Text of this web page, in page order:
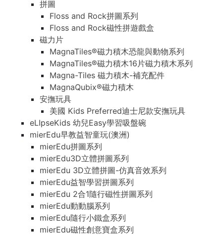
拼圖
Floss and Rock拼圖系列
Floss and Rock磁性拼遊戲盒
磁力片
MagnaTiles®磁力積木恐龍與動物系列
MagnaTiles®磁力積木16片磁力積木系列
Magna-Tiles 磁力積木-補充配件
MagnaQubix®磁力積木
安撫玩具
美國 Kids Preferred迪士尼款安撫玩具
eLIpseKids 幼兒Easy學習吸盤碗
mierEdu早教益智童玩(澳洲)
mierEdu拼圖系列
mierEdu3D立體拼圖系列
mierEdu 3D立體拼圖-仿真音效系列
mierEdu益智學習拼圖系列
mierEdu 2合1隨行磁性拼圖系列
mierEdu動動腦系列
mierEdu隨行小鐵盒系列
mierEdu磁性創意寶盒系列